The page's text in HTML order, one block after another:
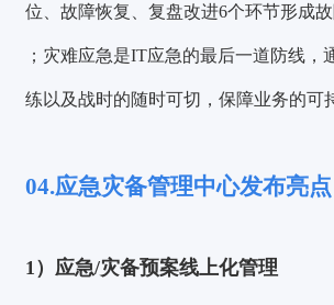
位、故障恢复、复盘改进6个环节形成
；灾难应急是IT应急的最后一道防线，
练以及战时的随时可切，保障业务的可
04.应急灾备管理中心发布亮点
1）应急/灾备预案线上化管理